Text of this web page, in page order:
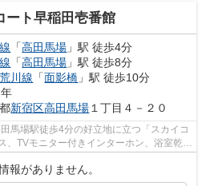
ート早稲田壱番館
「高田馬場 」駅 徒歩4分
「高田馬場 」駅 徒歩8分
川線 「面影橋 」駅 徒歩10分
新宿区高田馬場 １丁目４－２０
馬場駅徒歩4分の好立地に立つ「スカイコ
、TVモニター付きインターホン、浴室乾燥
報がありません。